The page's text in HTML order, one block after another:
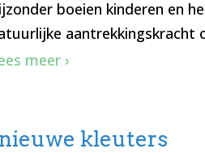
boeien kinderen en
aantrekkingskracht
meer ›
kleuters